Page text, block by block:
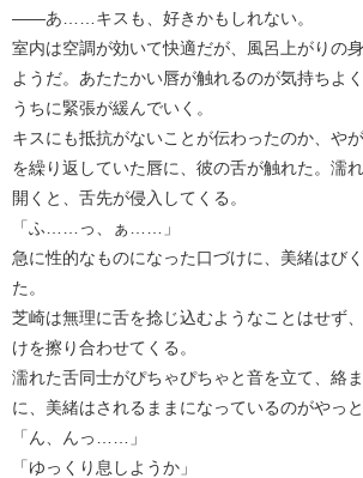
――あ……キスも、好きかもしれない。
室内は空調が効いて快適だが、風呂上がりの
ようだ。あたたかい唇が触れるのが気持ちよ
うちに緊張が緩んでいく。
キスにも抵抗がないことが伝わったのか、や
を繰り返していた唇に、彼の舌が触れた。濡
開くと、舌先が侵入してくる。
「ふ……っ、ぁ……」
急に性的なものになった口づけに、美緒はび
た。
芝崎は無理に舌を捻じ込むようなことはせず
けを擦り合わせてくる。
濡れた舌同士がぴちゃぴちゃと音を立て、絡
に、美緒はされるままになっているのがやっと
「ん、んっ……」
「ゆっくり息しようか」